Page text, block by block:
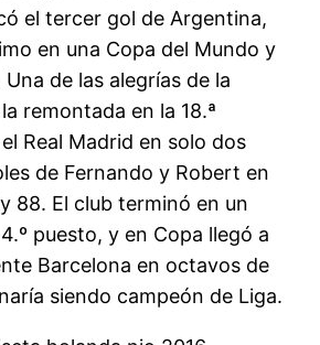
el tercer gol de Argentina,
en una Copa del Mundo y
de las alegrías de la
remontada en la 18.ª
Real Madrid en solo dos
de Fernando y Robert en
88. El club terminó en un
puesto, y en Copa llegó a
Barcelona en octavos de
siendo campeón de Liga.